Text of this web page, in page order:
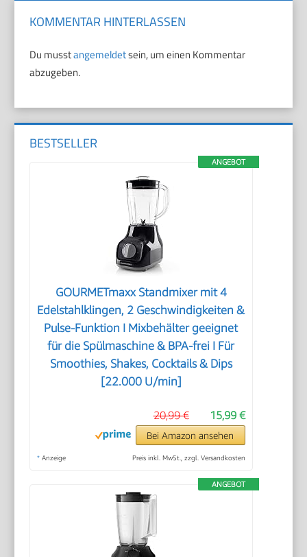
KOMMENTAR HINTERLASSEN
Du musstangemeldetsein, um einen Kommentar
abzugeben.
BESTSELLER
ANGEBOT
GOURMETmaxx Standmixer mit 4
Edelstahlklingen, 2 Geschwindigkeiten &
Pulse-Funktion I Mixbehälter geeignet
für die Spülmaschine & BPA-frei I Für
Smoothies, Shakes, Cocktails & Dips
[22.000 U/min]
15,99 €
20,99 €
Bei Amazon ansehen
* Anzeige Preis inkl. MwSt., zzgl. Versandkosten
ANGEBOT